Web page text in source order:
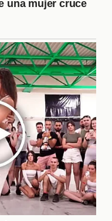
genera tensiones y
a través de un
tanto a sus
la audiencia. Cada
a aquellos que
en el juego.
la oportunidad de
nominados. Este
los seguidores del